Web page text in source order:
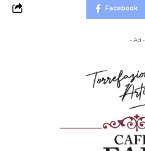
Facebook
- Ad -